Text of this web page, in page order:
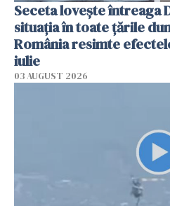
Seceta lovește întreaga
situația în toate țările
România resimte
iulie
03 AUGUST 2026